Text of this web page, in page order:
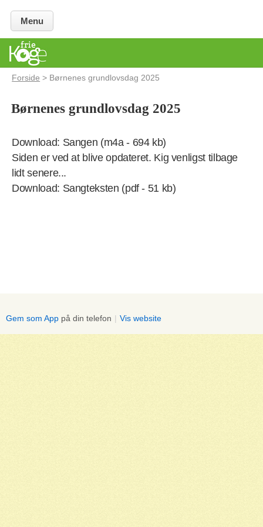
Menu
Forside > Børnenes grundlovsdag 2025
Børnenes grundlovsdag 2025
Download: Sangen (m4a - 694 kb)
Siden er ved at blive opdateret. Kig venligst tilbage
lidt senere...
Download: Sangteksten (pdf - 51 kb)
Gem som App på din telefon | Vis website